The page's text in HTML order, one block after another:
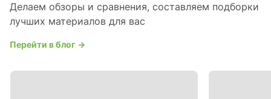
Делаем обзоры и сравнения, составляем подборки
лучших материалов для вас
Перейти в блог →